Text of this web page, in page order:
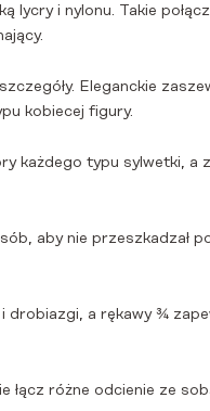
lycry i nylonu. Takie
Eleganckie
kobiecej figury.
każdego typu sylwetki, a
aby nie przeszkadzał
drobiazgi, a rękawy ¾
łącz różne odcienie ze